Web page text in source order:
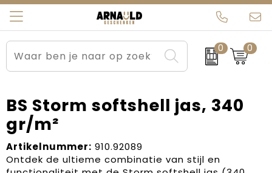
0 0
Relatiegeschenken
Sportkleding
Werkkleding
Kleding en textiel
Beurs en Evenementen
Brievenbuspakketten
Carnaval
Dag van de Zorg
Arnauld Kerstpakketten
MijnEigenKadootje
Ons team
Contact
Blogs
BS Storm softshell jas, 340
gr/m²
Artikelnummer: 910.92089
Ontdek de ultieme combinatie van stijl en